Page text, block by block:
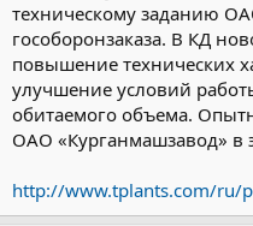
техническому заданию
гособоронзаказа. В КД
повышение технических
улучшение условий
обитаемого объема.
ОАО «Курганмашзавод» в
http://www.tplants.com/ru/